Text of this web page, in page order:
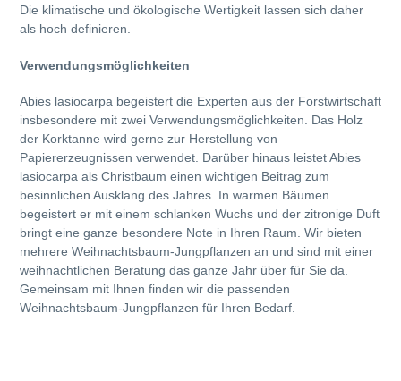
Die klimatische und ökologische Wertigkeit lassen sich daher
als hoch definieren.
Verwendungsmöglichkeiten
Abies lasiocarpa begeistert die Experten aus der Forstwirtschaft
insbesondere mit zwei Verwendungsmöglichkeiten. Das Holz
der Korktanne wird gerne zur Herstellung von
Papiererzeugnissen verwendet. Darüber hinaus leistet Abies
lasiocarpa als Christbaum einen wichtigen Beitrag zum
besinnlichen Ausklang des Jahres. In warmen Bäumen
begeistert er mit einem schlanken Wuchs und der zitronige Duft
bringt eine ganze besondere Note in Ihren Raum. Wir bieten
mehrere Weihnachtsbaum-Jungpflanzen an und sind mit einer
weihnachtlichen Beratung das ganze Jahr über für Sie da.
Gemeinsam mit Ihnen finden wir die passenden
Weihnachtsbaum-Jungpflanzen für Ihren Bedarf.